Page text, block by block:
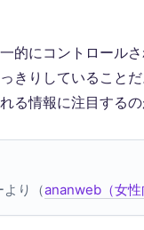
的にコントロール
きりしていること
る情報に注目する
り（ananweb（女